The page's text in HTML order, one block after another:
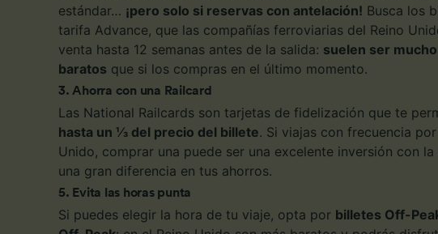
estándar… ¡pero solo si reservas con antelación! Busca los
tarifa Advance, que las compañías ferroviarias del Reino
venta hasta 12 semanas antes de la salida: suelen ser
baratos que si los compras en el último momento.
3. Ahorra con una Railcard
Las National Railcards son tarjetas de fidelización que te
hasta un ⅓ del precio del billete. Si viajas con frecuencia
Unido, comprar una puede ser una excelente inversión con
una gran diferencia en tus ahorros.
5. Evita las horas punta
Si puedes elegir la hora de tu viaje, opta por billetes Off-